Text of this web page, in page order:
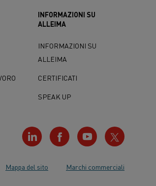
INFORMAZIONI SU
ALLEIMA
INFORMAZIONI SU
ALLEIMA
CERTIFICATI
SPEAK UP
Mappa del sito Marchi commerciali